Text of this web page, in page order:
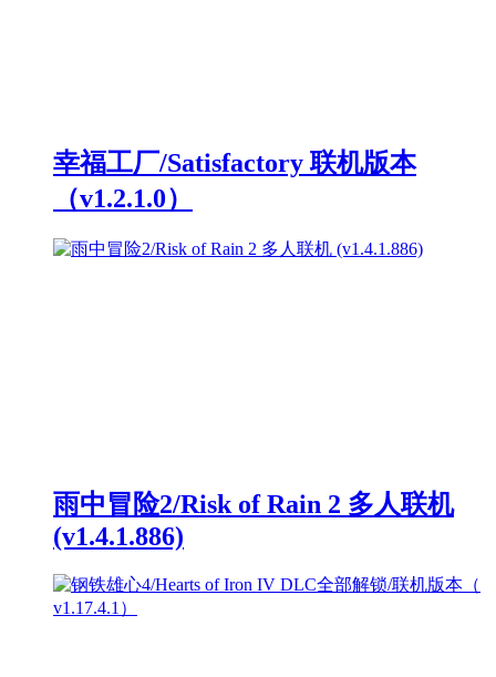
幸福工厂/Satisfactory 联机版本
（v1.2.1.0）
雨中冒险2/Risk of Rain 2 多人联机
(v1.4.1.886)